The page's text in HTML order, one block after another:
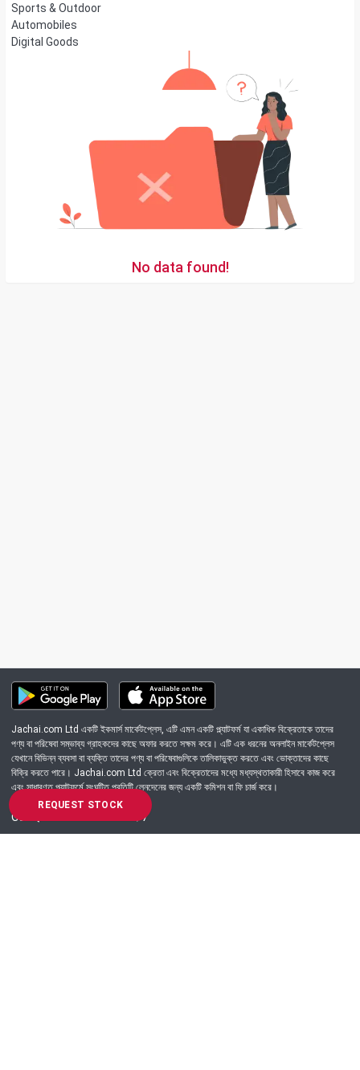
REQUEST STOCK
Sports & Outdoor
Automobiles
Digital Goods
No data found!
Jachai.com Ltd একটি ইকমার্স মার্কেটপ্লেস, এটি এমন একটি প্ল্যাটফর্ম যা একাধিক বিক্রেতাকে তাদের
পণ্য বা পরিষেবা সম্ভাব্য গ্রাহকদের কাছে অফার করতে সক্ষম করে। এটি এক ধরনের অনলাইন মার্কেটপ্লেস
যেখানে বিভিন্ন ব্যবসা বা ব্যক্তি তাদের পণ্য বা পরিষেবাগুলিকে তালিকাভুক্ত করতে এবং ভোক্তাদের কাছে
বিক্রি করতে পারে। Jachai.com Ltd ক্রেতা এবং বিক্রেতাদের মধ্যে মধ্যস্থতাকারী হিসাবে কাজ করে
এবং সাধারণত প্ল্যাটফর্মে সংঘটিত প্রতিটি লেনদেনের জন্য একটি কমিশন বা ফি চার্জ করে।
Got Question? Call us 24/7